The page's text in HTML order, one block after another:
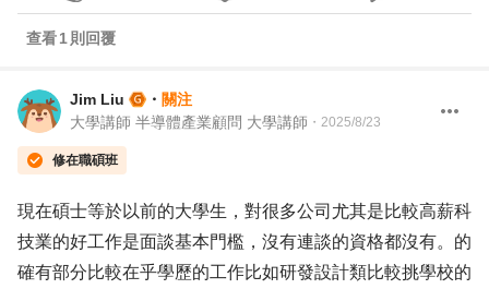
查看1 則回覆
Jim Liu ・ 關注
大學講師 半導體產業顧問 大學講師 ・ 2025/8/23
修在職碩班
現在碩士等於以前的大學生，對很多公司尤其是比較高薪科
技業的好工作是面談基本門檻，沒有連談的資格都沒有。的
確有部分比較在乎學歷的工作比如研發設計類比較挑學校的